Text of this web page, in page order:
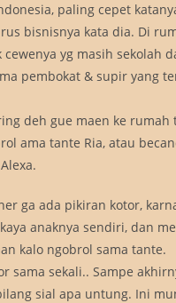
paling cepet
bisnisnya kata dia. Di
yg masih sekolah
pembokat & supir yang
deh gue maen ke rumah
ama tante Ria, atau
ga ada pikiran kotor,
anaknya sendiri, dan
kalo ngobrol sama tante.
sama sekali.. Sampe
sial apa untung. Ini